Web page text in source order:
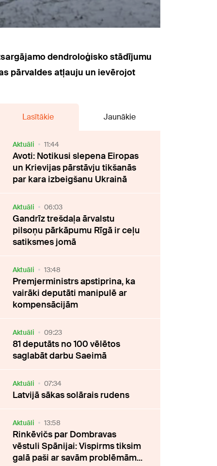
dendroloģisko stādījumu
pārvaldes atļauju un ievērojot
Lasītākie Jaunākie
Aktuāli 11:44
Avoti: Notikusi slepena Eiropas
un Krievijas pārstāvju tikšanās
par kara izbeigšanu Ukrainā
Aktuāli 06:03
Gandrīz trešdaļa ārvalstu
pilsoņu pārkāpumu Rīgā ir ceļu
satiksmes jomā
Aktuāli 13:48
Premjerministrs apstiprina, ka
vairāki deputāti manipulē ar
kompensācijām
Aktuāli 09:23
81 deputāts no 100 vēlētos
saglabāt darbu Saeimā
Aktuāli 07:34
Latvijā sākas solārais rudens
Aktuāli 13:58
Rinkēvičs par Dombravas
vēstuli Spānijai: Vispirms tiksim
galā paši ar savām problēmām...